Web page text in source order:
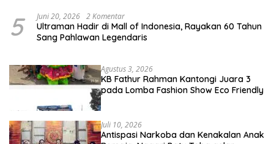
5 Juni 20, 2026 2 Komentar
Ultraman Hadir di Mall of Indonesia, Rayakan 60 Tahun
Sang Pahlawan Legendaris
Agustus 3, 2026
KB Fathur Rahman Kantongi Juara 3
pada Lomba Fashion Show Eco Friendly
Juli 10, 2026
Antispasi Narkoba dan Kenakalan Anak